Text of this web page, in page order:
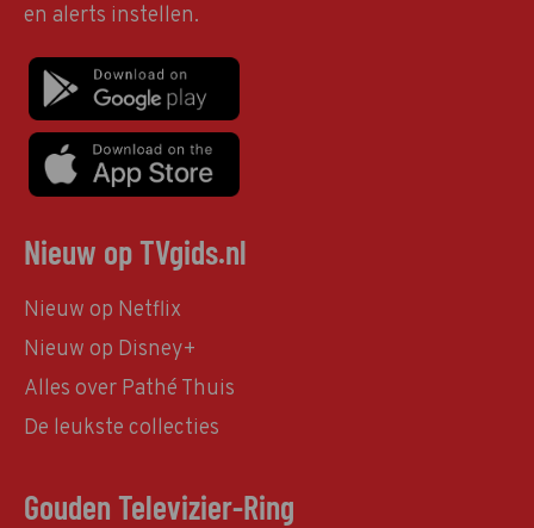
en alerts instellen.
Nieuw op TVgids.nl
Nieuw op Netflix
Nieuw op Disney+
Alles over Pathé Thuis
De leukste collecties
Gouden Televizier-Ring